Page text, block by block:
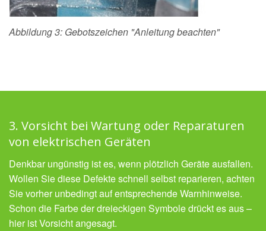
Abbildung 3: Gebotszeichen "Anleitung beachten"
3. Vorsicht bei Wartung oder Reparaturen
von elektrischen Geräten
Denkbar ungünstig ist es, wenn plötzlich Geräte ausfallen.
Wollen Sie diese Defekte schnell selbst reparieren, achten
Sie vorher unbedingt auf entsprechende Warnhinweise.
Schon die Farbe der dreieckigen Symbole drückt es aus –
hier ist Vorsicht angesagt.